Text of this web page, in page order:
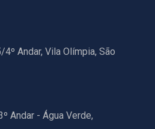
Andar, Vila Olímpia, São
Andar - Água Verde,